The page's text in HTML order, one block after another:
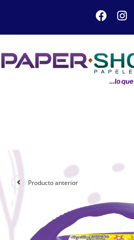
Producto anterior